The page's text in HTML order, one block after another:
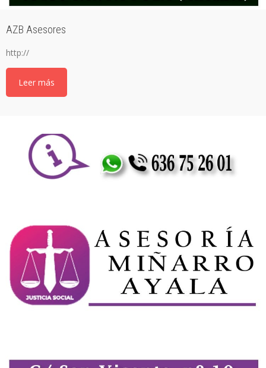
AZB Asesores
http://
Leer más